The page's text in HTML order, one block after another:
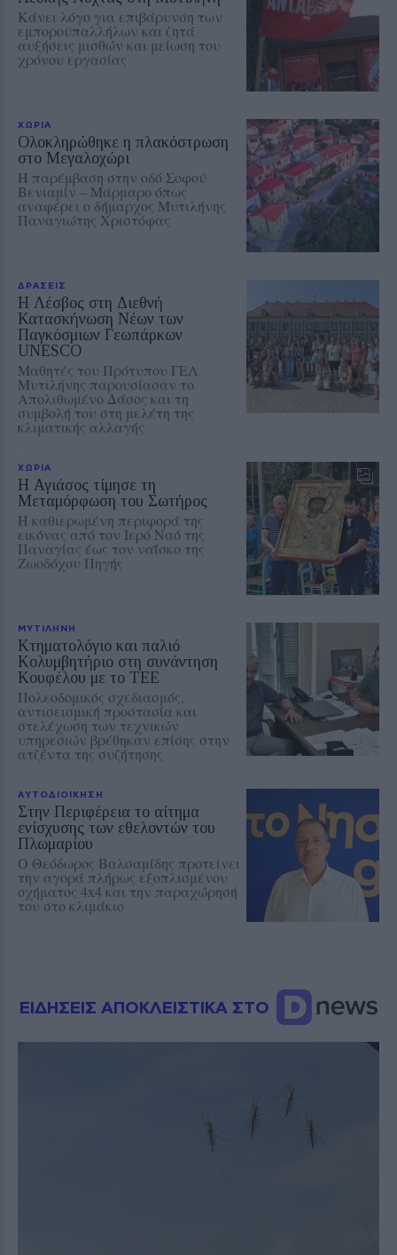
Κάνει λόγο για επιβάρυνση των
εμποροϋπαλλήλων και ζητά
αυξήσεις μισθών και μείωση του
χρόνου εργασίας
ΧΩΡΙΑ
Ολοκληρώθηκε η πλακόστρωση
στο Μεγαλοχώρι
Η παρέμβαση στην οδό Σοφού
Βενιαμίν – Μάρμαρο όπως
αναφέρει ο δήμαρχος Μυτιλήνης
Παναγιώτης Χριστόφας
ΔΡΑΣΕΙΣ
Η Λέσβος στη Διεθνή
Κατασκήνωση Νέων των
Παγκόσμιων Γεωπάρκων
UNESCO
Μαθητές του Πρότυπου ΓΕΛ
Μυτιλήνης παρουσίασαν το
Απολιθωμένο Δάσος και τη
συμβολή του στη μελέτη της
κλιματικής αλλαγής
ΧΩΡΙΑ
Η Αγιάσος τίμησε τη
Μεταμόρφωση του Σωτήρος
Η καθιερωμένη περιφορά της
εικόνας από τον Ιερό Ναό της
Παναγίας έως τον ναΐσκο της
Ζωοδόχου Πηγής
ΜΥΤΙΛΗΝΗ
Κτηματολόγιο και παλιό
Κολυμβητήριο στη συνάντηση
Κουφέλου με το ΤΕΕ
Πολεοδομικός σχεδιασμός,
αντισεισμική προστασία και
στελέχωση των τεχνικών
υπηρεσιών βρέθηκαν επίσης στην
ατζέντα της συζήτησης
ΑΥΤΟΔΙΟΙΚΗΣΗ
Στην Περιφέρεια το αίτημα
ενίσχυσης των εθελοντών του
Πλωμαρίου
Ο Θεόδωρος Βαλσαμίδης προτείνει
την αγορά πλήρως εξοπλισμένου
οχήματος 4x4 και την παραχώρησή
του στο κλιμάκιο
ΕΙΔΗΣΕΙΣ ΑΠΟΚΛΕΙΣΤΙΚΑ ΣΤΟ